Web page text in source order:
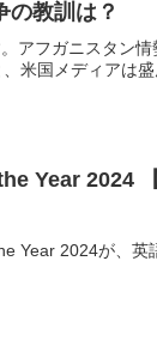
の教訓は？
アフガニスタン
米国メディアは
Year 2024
Year 2024が、英